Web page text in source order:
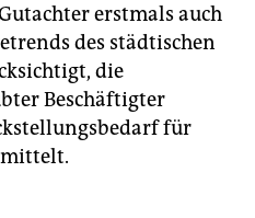
erstmals auch
des städtischen
die
Beschäftigter
für